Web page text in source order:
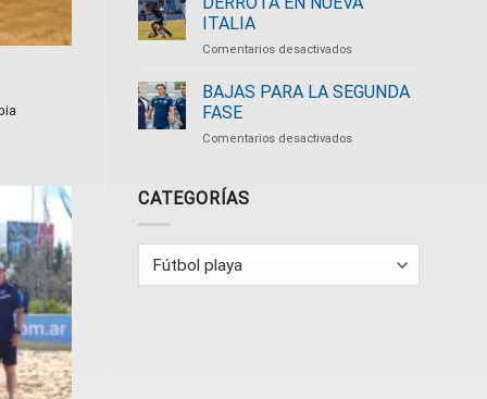
ITALIA
Comentarios desactivadosen
EN
BAJAS PARA LA SEGUNDA
FASE
Comentarios desactivadosen
CATEGORÍAS
Categorías